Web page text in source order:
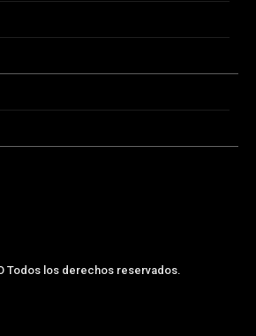
Todos los derechos reservados.